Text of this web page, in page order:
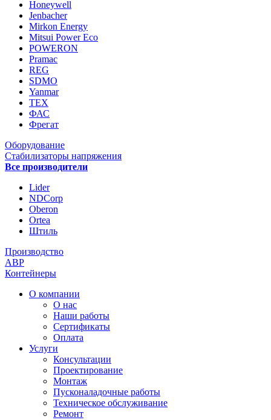
Honeywell
Jenbacher
Mirkon Energy
Mitsui Power Eco
POWERON
Pramac
REG
SDMO
Yanmar
ТЕХ
ФАС
Фрегат
Оборудование
Стабилизаторы напряжения
Все производители
Lider
NDCorp
Oberon
Ortea
Штиль
Производство
АВР
Контейнеры
О компании
О нас
Наши работы
Сертификаты
Оплата
Услуги
Консультации
Проектирование
Монтаж
Пусконаладочные работы
Техническое обслуживание
Ремонт